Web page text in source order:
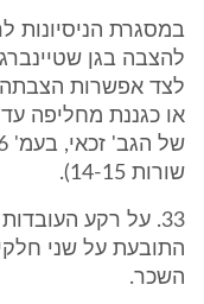
במסגרת הניסיונות
להצבה בגן
לצד אפשרות הצבתה
או כגננת מחליפה
שורות 14-15).
33. על רקע
התובעת על שני
השכר.